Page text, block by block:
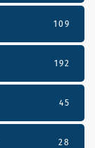
109
192
45
28